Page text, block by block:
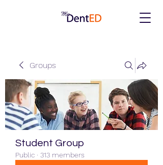
Groups
Student Group
Public · 313 members